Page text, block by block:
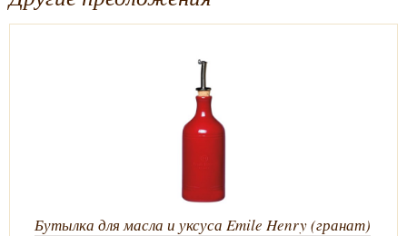
Бутылка для масла и уксуса Emile Henry (гранат)